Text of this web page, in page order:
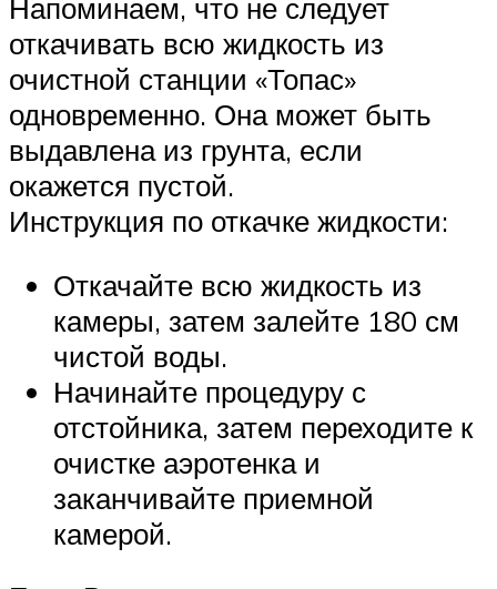
Напоминаем, что не следует
откачивать всю жидкость из
очистной станции «Топас»
одновременно. Она может быть
выдавлена из грунта, если
окажется пустой.
Инструкция по откачке жидкости:
Откачайте всю жидкость из
камеры, затем залейте 180 см
чистой воды.
Начинайте процедуру с
отстойника, затем переходите к
очистке аэротенка и
заканчивайте приемной
камерой.